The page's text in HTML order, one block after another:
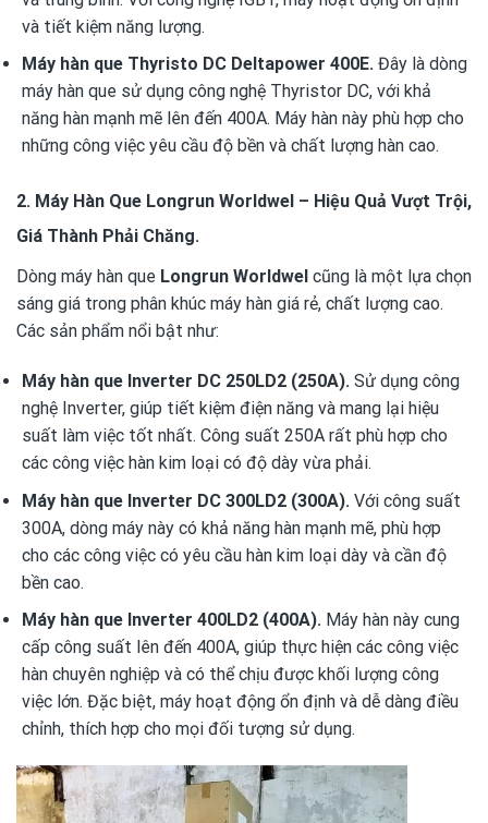
và tiết kiệm năng lượng.
Máy hàn que Thyristo DC Deltapower 400E.Đây là dòng
máy hàn que sử dụng công nghệ Thyristor DC, với khả
năng hàn mạnh mẽ lên đến 400A. Máy hàn này phù hợp cho
những công việc yêu cầu độ bền và chất lượng hàn cao.
2. Máy Hàn Que Longrun Worldwel – Hiệu Quả Vượt Trội,
Giá Thành Phải Chăng.
Dòng máy hàn que Longrun Worldwel cũng là một lựa chọn
sáng giá trong phân khúc máy hàn giá rẻ, chất lượng cao.
Các sản phẩm nổi bật như:
Máy hàn que Inverter DC 250LD2 (250A).Sử dụng công
nghệ Inverter, giúp tiết kiệm điện năng và mang lại hiệu
suất làm việc tốt nhất. Công suất 250A rất phù hợp cho
các công việc hàn kim loại có độ dày vừa phải.
Máy hàn que Inverter DC 300LD2 (300A). Với công suất
300A, dòng máy này có khả năng hàn mạnh mẽ, phù hợp
cho các công việc có yêu cầu hàn kim loại dày và cần độ
bền cao.
Máy hàn que Inverter 400LD2 (400A).Máy hàn này cung
cấp công suất lên đến 400A, giúp thực hiện các công việc
hàn chuyên nghiệp và có thể chịu được khối lượng công
việc lớn. Đặc biệt, máy hoạt động ổn định và dễ dàng điều
chỉnh, thích hợp cho mọi đối tượng sử dụng.